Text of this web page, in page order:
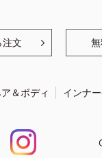
文
＆ボディ インナ